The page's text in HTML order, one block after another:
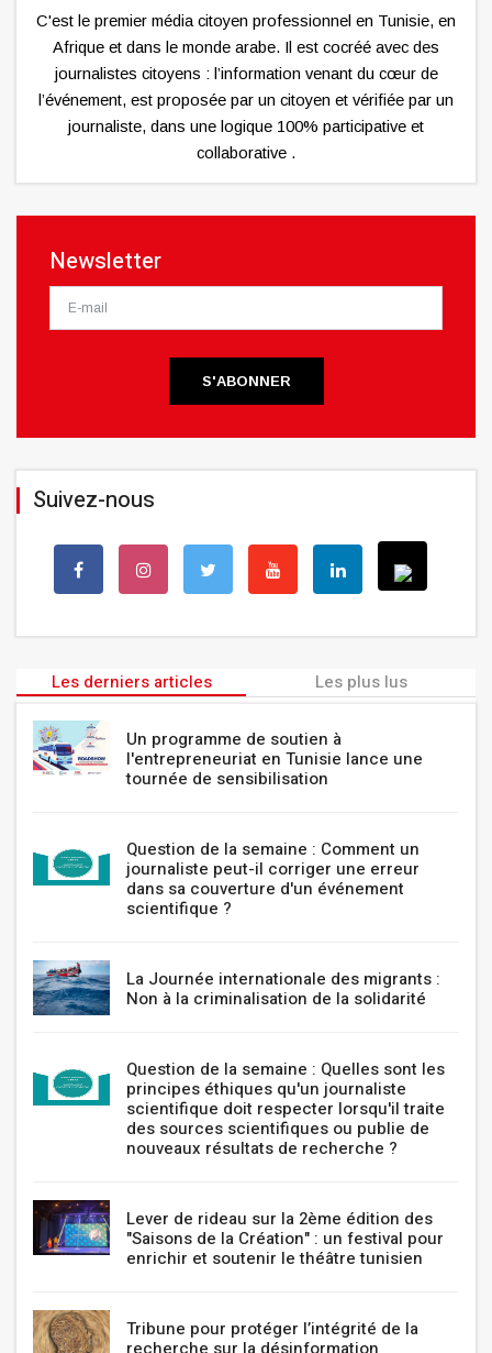
C'est le premier média citoyen professionnel en Tunisie, en
Afrique et dans le monde arabe. Il est cocréé avec des
journalistes citoyens : l’information venant du cœur de
l’événement, est proposée par un citoyen et vérifiée par un
journaliste, dans une logique 100% participative et
collaborative .
Newsletter
S'ABONNER
Suivez-nous
Les derniers articles Les plus lus
Un programme de soutien à
l'entrepreneuriat en Tunisie lance une
tournée de sensibilisation
Question de la semaine : Comment un
journaliste peut-il corriger une erreur
dans sa couverture d'un événement
scientifique ?
La Journée internationale des migrants :
Non à la criminalisation de la solidarité
Question de la semaine : Quelles sont les
principes éthiques qu'un journaliste
scientifique doit respecter lorsqu'il traite
des sources scientifiques ou publie de
nouveaux résultats de recherche ?
Lever de rideau sur la 2ème édition des
"Saisons de la Création" : un festival pour
enrichir et soutenir le théâtre tunisien
Tribune pour protéger l’intégrité de la